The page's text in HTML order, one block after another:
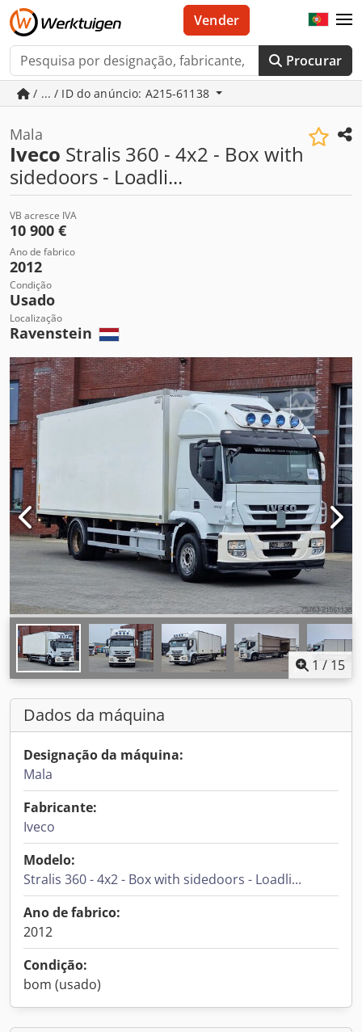
Procurar
Vender
/ ... / ID do anúncio: A215-61138
Mala
Iveco Stralis 360 - 4x2 - Box with
sidedoors - Loadli...
VB acresce IVA
10 900 €
Ano de fabrico
2012
Condição
Usado
Localização
Ravenstein
1 / 15
Dados da máquina
Designação da máquina:
Mala
Fabricante:
Iveco
Modelo:
Stralis 360 - 4x2 - Box with sidedoors - Loadli...
Ano de fabrico:
2012
Condição:
bom (usado)